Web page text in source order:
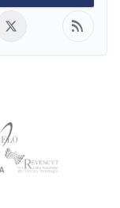
rss_feed